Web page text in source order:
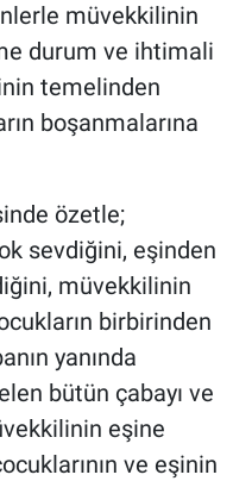
müvekkilinin
durum ve ihtimali
temelinden
boşanmalarına
özetle;
sevdiğini, eşinden
müvekkilinin
birbirinden
yanında
bütün çabayı ve
eşine
ve eşinin